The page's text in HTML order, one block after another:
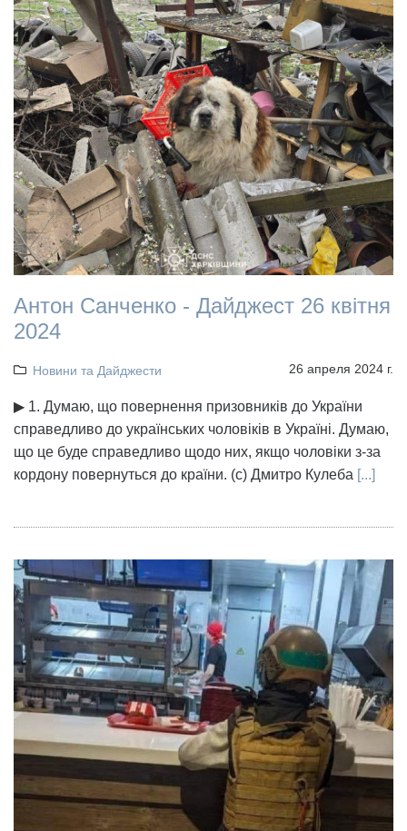
Антон Санченко - Дайджест 26 квітня
2024
Новини та Дайджести 26 апреля 2024 г.
▶ 1. Думаю, що повернення призовників до України
справедливо до українських чоловіків в Україні. Думаю,
що це буде справедливо щодо них, якщо чоловіки з-за
кордону повернуться до країни. (с) Дмитро Кулеба [...]